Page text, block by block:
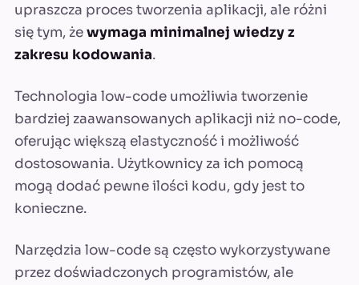
upraszcza proces tworzenia aplikacji, ale różni
się tym, żewymaga minimalnej wiedzy z
zakresu kodowania.
Technologia low-code umożliwia tworzenie
bardziej zaawansowanych aplikacji niż no-code,
oferując większą elastyczność i możliwość
dostosowania. Użytkownicy za ich pomocą
mogą dodać pewne ilości kodu, gdy jest to
konieczne.
Narzędzia low-code są często wykorzystywane
przez doświadczonych programistów, ale